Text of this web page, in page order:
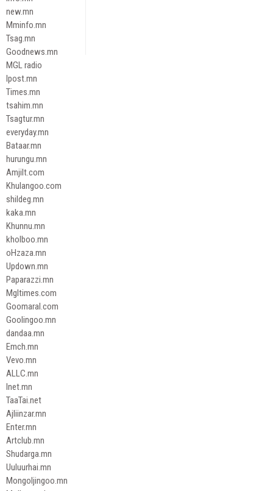
new.mn
Mminfo.mn
Tsag.mn
Goodnews.mn
MGL radio
Ipost.mn
Times.mn
tsahim.mn
Tsagtur.mn
everyday.mn
Bataar.mn
hurungu.mn
Amjilt.com
Khulangoo.com
shildeg.mn
kaka.mn
Khunnu.mn
kholboo.mn
oHzaza.mn
Updown.mn
Paparazzi.mn
Mgltimes.com
Goomaral.com
Goolingoo.mn
dandaa.mn
Emch.mn
Vevo.mn
ALLC.mn
Inet.mn
TaaTai.net
Ajliinzar.mn
Enter.mn
Artclub.mn
Shudarga.mn
Uuluurhai.mn
Mongoljingoo.mn